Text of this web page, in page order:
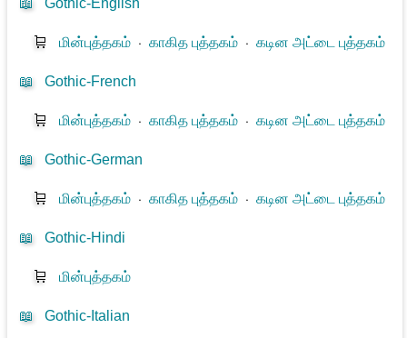
🛒 மின்புத்தகம் ⋅காகித புத்தகம் ⋅கடின அட்டை புத்தகம்
📖 Gothic-French
🛒 மின்புத்தகம் ⋅காகித புத்தகம் ⋅கடின அட்டை புத்தகம்
📖 Gothic-German
🛒 மின்புத்தகம் ⋅காகித புத்தகம் ⋅கடின அட்டை புத்தகம்
📖 Gothic-Hindi
🛒 மின்புத்தகம்
📖 Gothic-Italian